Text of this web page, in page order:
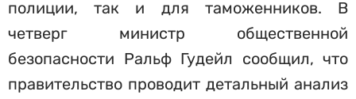
полиции, так и для таможенников. В
четверг министр общественной
безопасности Ральф Гудейл сообщил, что
правительство проводит детальный анализ